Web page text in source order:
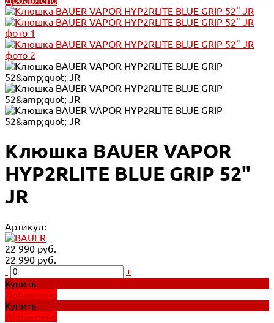
Клюшка BAUER VAPOR
HYP2RLITE BLUE GRIP 52"
JR
Артикул:
22 990 руб.
22 990 руб.
-
+
Купить
Добавлено
Купить
Добавлено